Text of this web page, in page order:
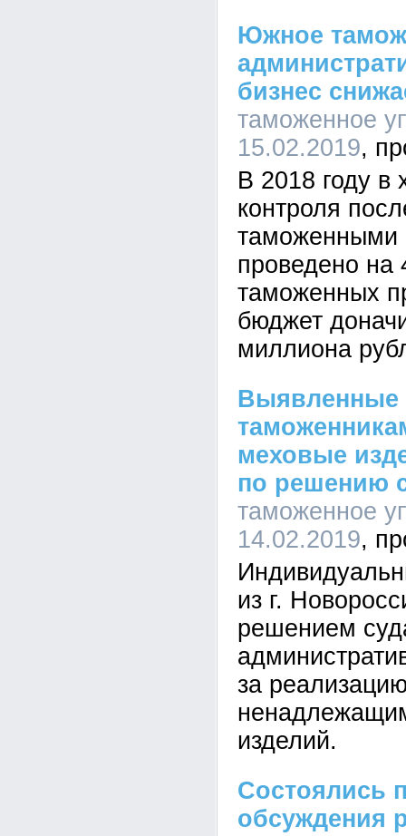
Южное
бизнес
таможенное
15.02.2019
В 2018 году в
контроля
проведено
таможенных
бюджет
миллиона
Выявленные
меховые
по решению
таможенное
14.02.2019
из г.
решением
за
изделий.
Состоялись
обсуждения